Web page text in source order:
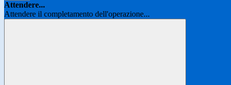
Attendere...
Attendere il completamento dell'operazione...